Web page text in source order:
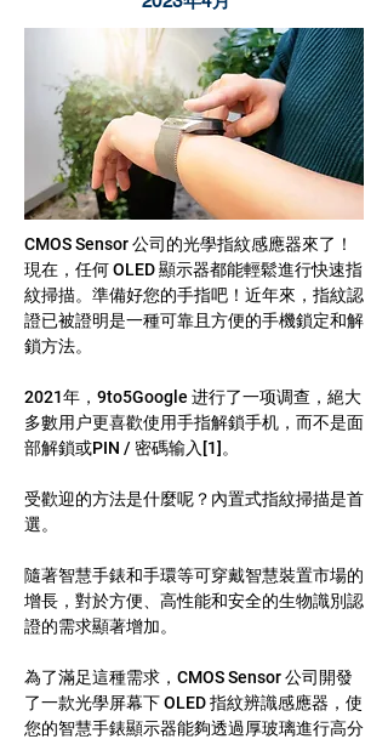
CMOS Sensor 公司的光學指紋感應器來了！
現在，任何 OLED 顯示器都能輕鬆進行快速指
紋掃描。準備好您的手指吧！近年來，指紋認
證已被證明是一種可靠且方便的手機鎖定和解
鎖方法。
2021年，9to5Google 进行了一项调查，絕大
多數用户更喜歡使用手指解鎖手机，而不是面
部解鎖或PIN / 密碼输入[1]。
受歡迎的方法是什麼呢？內置式指紋掃描是首
選。
隨著智慧手錶和手環等可穿戴智慧裝置市場的
增長，對於方便、高性能和安全的生物識別認
證的需求顯著增加。
為了滿足這種需求，CMOS Sensor 公司開發
了一款光學屏幕下 OLED 指紋辨識感應器，使
您的智慧手錶顯示器能夠透過厚玻璃進行高分